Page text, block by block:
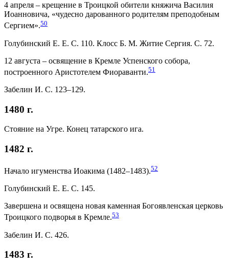
4 апреля – крещение в Троицкой обители княжича Василия
Иоанновича, «чудесно дарованного родителям преподобным
Сергием».50
Голубинский Е. Е. С. 110. Клосс Б. М. Житие Сергия. С. 72.
12 августа – освящение в Кремле Успенского собора,
построенного Аристотелем Фиораванти.51
Забелин И. С. 123–129.
1480 г.
Стояние на Угре. Конец татарского ига.
1482 г.
Начало игуменства Иоакима (1482–1483).52
Голубинский Е. Е. С. 145.
Завершена и освящена новая каменная Богоявленская церковь
Троицкого подворья в Кремле.53
Забелин И. С. 426.
1483 г.